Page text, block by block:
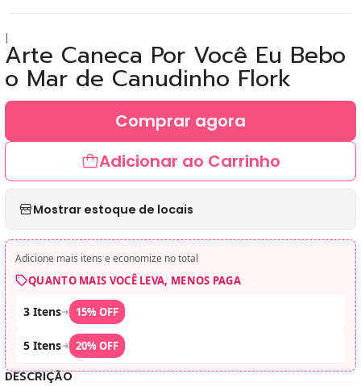
|Arte Caneca Por Você Eu Bebo
o Mar de Canudinho Flork
Adicionar ao Carrinho
Comprar agora
Mostrar estoque de locais
Adicione mais itens e economize no total
QUANTO MAIS VOCÊ LEVA, MENOS PAGA
3 Itens➜ 15% OFF
5 Itens➜ 20% OFF
DESCRIÇÃO